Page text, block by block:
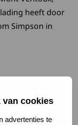
van cookies
advertenties te
heeft door
Simpson in
film over
en